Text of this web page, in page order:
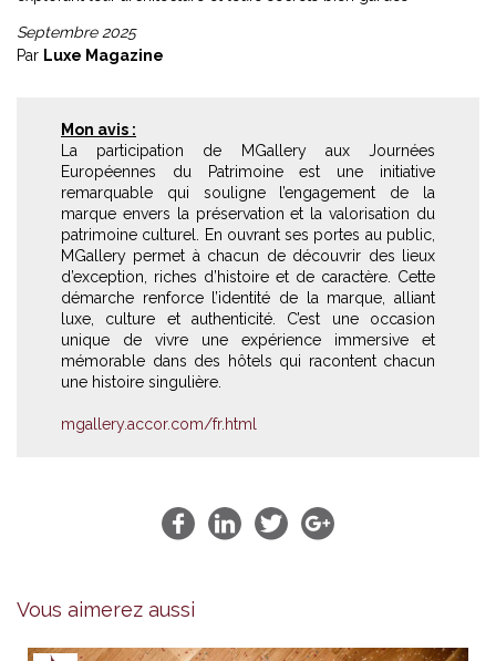
Septembre 2025
Par Luxe Magazine
Mon avis :
La participation de MGallery aux Journées
Européennes du Patrimoine est une initiative
remarquable qui souligne l’engagement de la
marque envers la préservation et la valorisation du
patrimoine culturel. En ouvrant ses portes au public,
MGallery permet à chacun de découvrir des lieux
d’exception, riches d’histoire et de caractère. Cette
démarche renforce l’identité de la marque, alliant
luxe, culture et authenticité. C’est une occasion
unique de vivre une expérience immersive et
mémorable dans des hôtels qui racontent chacun
une histoire singulière.
mgallery.accor.com/fr.html
Vous aimerez aussi